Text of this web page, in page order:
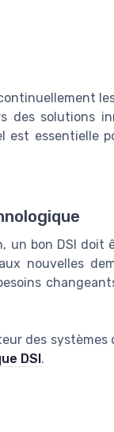
des solutions
essentielle
bon DSI doit
nouvelles
des
DSI.